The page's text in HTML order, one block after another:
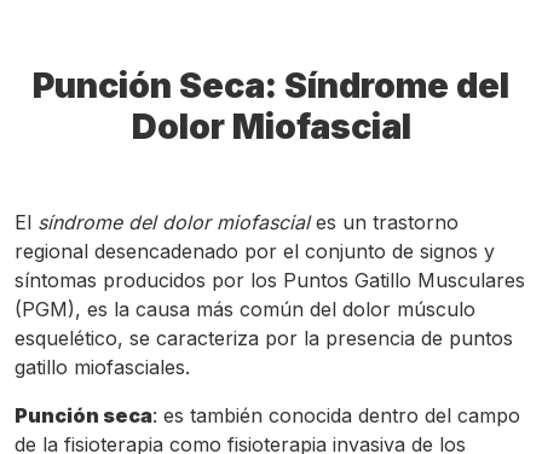
Punción Seca: Síndrome del
Dolor Miofascial
El síndrome del dolor miofasciales un trastorno
regional desencadenado por el conjunto de signos y
síntomas producidos por los Puntos Gatillo Musculares
(PGM), es la causa más común del dolor músculo
esquelético, se caracteriza por la presencia de puntos
gatillo miofasciales.
Punción seca: es también conocida dentro del campo
de la fisioterapia como fisioterapia invasiva de los